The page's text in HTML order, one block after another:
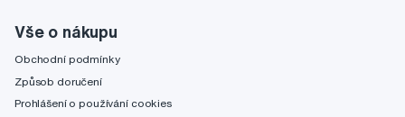
Vše o nákupu
Obchodní podmínky
Způsob doručení
Prohlášení o používání cookies